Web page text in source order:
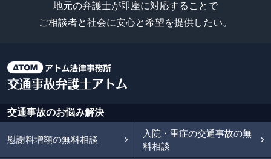
地元の弁護士が即座に対応することで
ご相談者と社会に安心と希望を提供したい。
交通事故のお悩み解決
慰謝料増額の無料相談
入院・重症の交通事故の無
料相談